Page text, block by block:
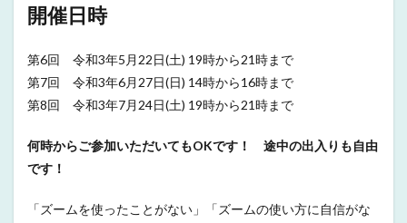
2
2.1
第6回
3
方法
開催日時
第6回 令和3年5月22日(土) 19時から21時まで
第7回 令和3年6月27日(日) 14時から16時まで
第8回 令和3年7月24日(土) 19時から21時まで
何時からご参加いただいてもOKです！ 途中の出入りも自由
です！
「ズームを使ったことがない」「ズームの使い方に自信がな